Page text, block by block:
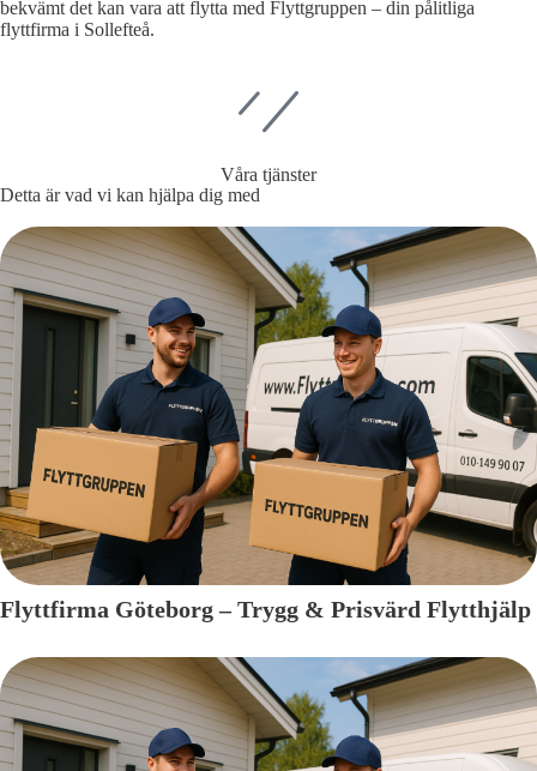
bekvämt det kan vara att flytta med Flyttgruppen – din pålitliga
flyttfirma i Sollefteå.
Våra tjänster
Detta är vad vi kan hjälpa dig med
Flyttfirma Göteborg – Trygg & Prisvärd Flytthjälp